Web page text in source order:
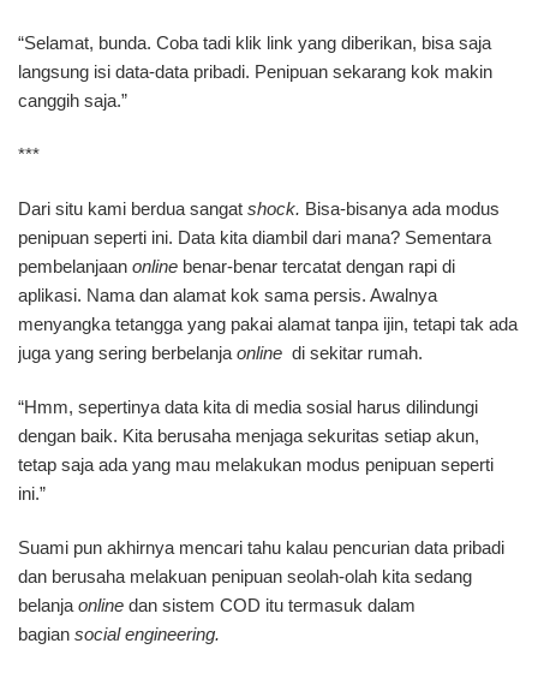
“Selamat, bunda. Coba tadi klik link yang diberikan, bisa saja
langsung isi data-data pribadi. Penipuan sekarang kok makin
canggih saja.”
***
Dari situ kami berdua sangat shock. Bisa-bisanya ada modus
penipuan seperti ini. Data kita diambil dari mana? Sementara
pembelanjaan online benar-benar tercatat dengan rapi di
aplikasi. Nama dan alamat kok sama persis. Awalnya
menyangka tetangga yang pakai alamat tanpa ijin, tetapi tak ada
juga yang sering berbelanja online di sekitar rumah.
“Hmm, sepertinya data kita di media sosial harus dilindungi
dengan baik. Kita berusaha menjaga sekuritas setiap akun,
tetap saja ada yang mau melakukan modus penipuan seperti
ini.”
Suami pun akhirnya mencari tahu kalau pencurian data pribadi
dan berusaha melakuan penipuan seolah-olah kita sedang
belanja online dan sistem COD itu termasuk dalam
bagian social engineering.